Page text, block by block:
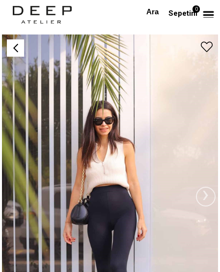
Sepetim0
Anasayfa Ekstra Yüksek Bel Topuktan Geçmeli Tayt
›